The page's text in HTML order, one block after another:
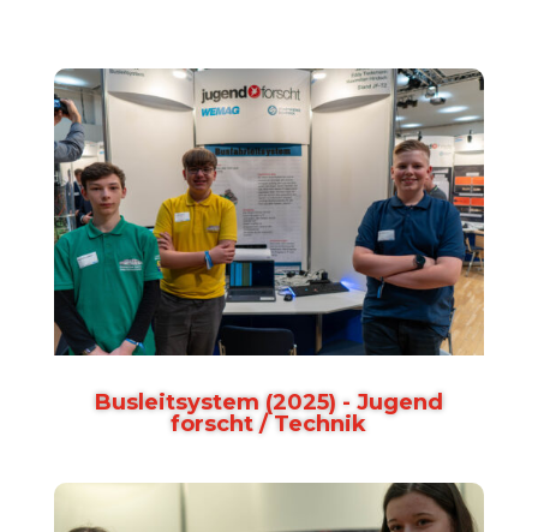
Busleitsystem (2025) - Jugend
forscht / Technik